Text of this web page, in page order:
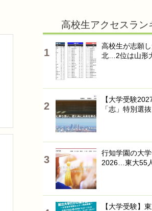
高校生アクセスラン
高校生が志願
北…2位は山形
【大学受験
「志」特別選
行知学園の大
2026…東大55
【大学受験】